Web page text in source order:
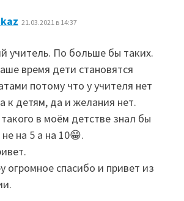
21.03.2021 в 14:37
учитель. По больше бы таких.
время дети становятся
потому что у учителя нет
к детям, да и желания нет.
в моём детстве знал бы
на 5 а на 10😁.
огромное спасибо и привет из